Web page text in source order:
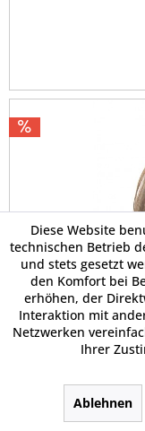
Diese Website
technischen Betrieb
und stets gesetzt
den Komfort bei
erhöhen, der
Interaktion mit
Netzwerken
Ihrer
Ablehnen